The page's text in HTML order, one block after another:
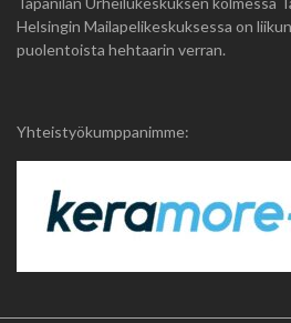
Helsingin Mailapelikeskuksessa on
puolentoista hehtaarin verran.
Yhteistyökumppanimme: